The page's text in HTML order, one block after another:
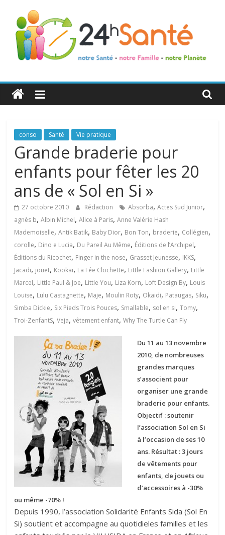
24h
Santé
La
santé
de
toute
famille
conso Santé Vie pratique
Grande braderie pour
enfants pour fêter les 20
ans de « Sol en Si »
27 octobre 2010 Rédaction Absorba,Actes Sud Junior,
agnès b,Albin Michel,Alice à Paris,Anne Valérie Hash
Mademoiselle,Antik Batik, Baby Dior, Bon Ton, braderie, Collégien,
corolle, Dino e Lucia, Du Pareil Au Même, Éditions de l’Archipel,
Éditions du Ricochet, Finger in the nose, Grasset Jeunesse, IKKS,
Jacadi, jouet, Kookaï, La Fée Clochette, Little Fashion Gallery, Little
Marcel, Little Paul & Joe, Little You, Liza Korn, Loft Design By, Louis
Louise, Lulu Castagnette, Maje, Moulin Roty, Okaidi, Pataugas, Siku,
Simba Dickie, Six Pieds Trois Pouces, Smallable, sol en si,Tomy,
Troi-ZenfantS,Veja,vêtement enfant,Why The Turtle Can Fly
Du 11 au 13 novembre
2010, de nombreuses
grandes marques
s’associent pour
organiser une grande
braderie pour enfants.
Objectif : soutenir
l’association Sol en Si
à l’occasion de ses 10
ans. Résultat : 3 jours
de vêtements pour
enfants, de jouets ou
d’accessoires à -30%
ou même -70% !
Depuis 1990, l’association Solidarité Enfants Sida (Sol En
Si) soutient et accompagne au quotidieles familles et les